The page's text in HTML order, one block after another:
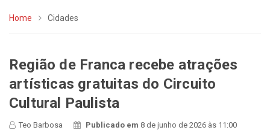
Home Cidades
Região de Franca recebe atrações
artísticas gratuitas do Circuito
Cultural Paulista
Teo Barbosa Publicado em 8 de junho de 2026 às 11:00